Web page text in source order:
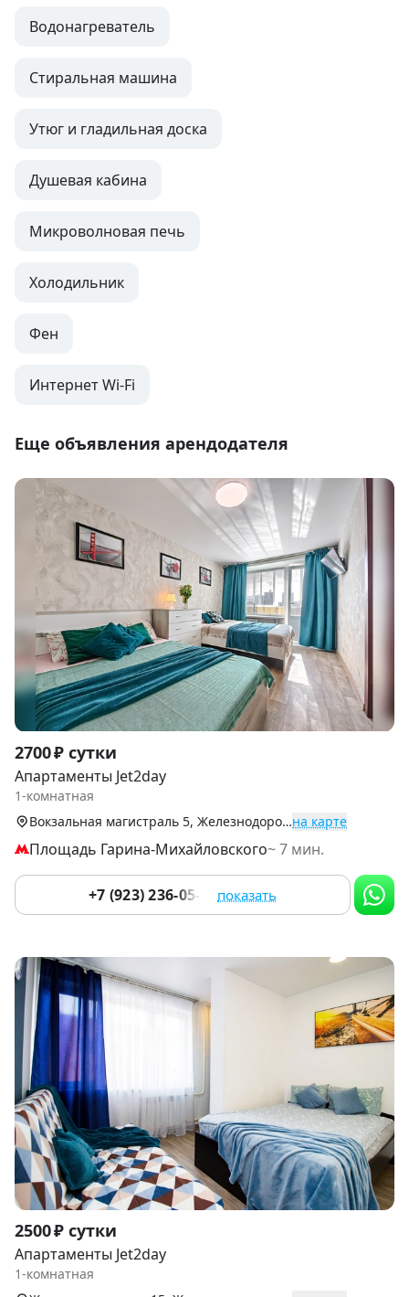
Водонагреватель
Стиральная машина
Утюг и гладильная доска
Душевая кабина
Микроволновая печь
Холодильник
Фен
Интернет Wi-Fi
Еще объявления арендодателя
Item
1
of
9
2700 ₽ сутки
Апартаменты Jet2day
1-комнатная
Вокзальная магистраль 5, Железнодорожный р-нна карте
Площадь Гарина-Михайловского~ 7 мин.
+7 (923) 236-05-84 показать
Item
1
of
2500 ₽ сутки
Апартаменты Jet2day
1-комнатная